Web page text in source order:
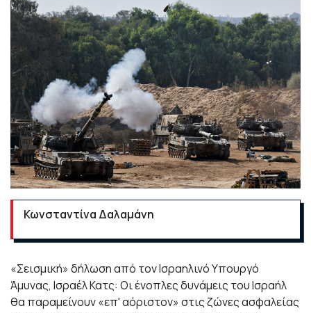
Κωνσταντίνα Δαλαμάνη
«Σεισμική» δήλωση από τον Ισραηλινό Υπουργό
Άμυνας, Ισραέλ Κατς: Οι ένοπλες δυνάμεις του Ισραήλ
θα παραμείνουν «επ' αόριστον» στις ζώνες ασφαλείας